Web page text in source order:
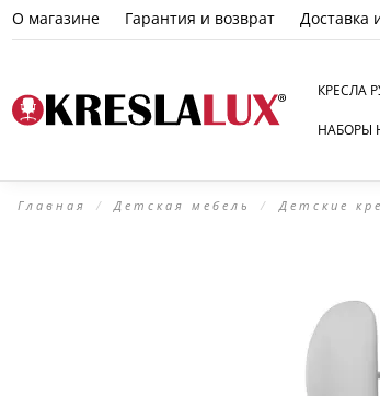
О магазине Гарантия и возврат Доставка
КРЕСЛА
НАБОРЫ
Главная Детская мебель Детские